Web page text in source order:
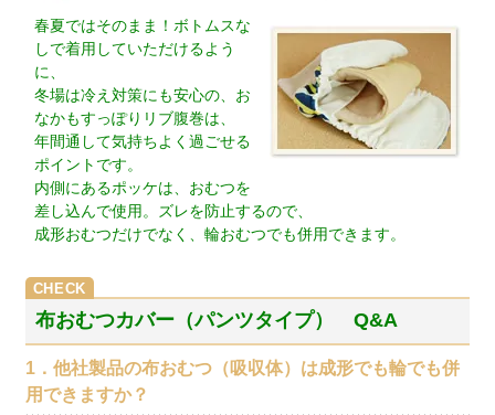
春夏ではそのまま！ボトムスな
しで着用していただけるよう
に、
冬場は冷え対策にも安心の、お
なかもすっぽりリブ腹巻は、
年間通して気持ちよく過ごせる
ポイントです。
内側にあるポッケは、おむつを
差し込んで使用。ズレを防止するので、
成形おむつだけでなく、輪おむつでも併用できます。
布おむつカバー（パンツタイプ） Q&A
1．他社製品の布おむつ（吸収体）は成形でも輪でも併
用できますか？